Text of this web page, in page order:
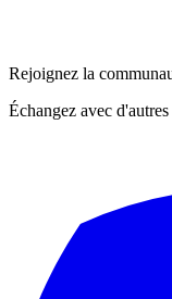
Rejoignez la
Échangez avec